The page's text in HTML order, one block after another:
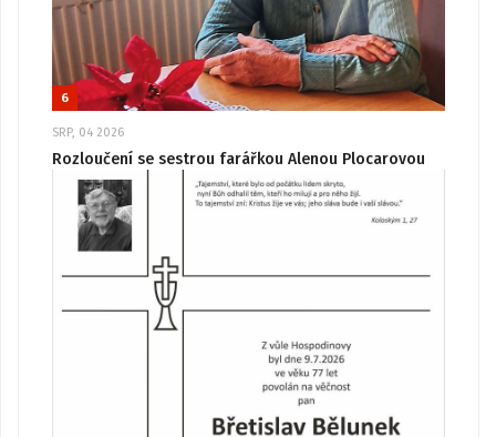
6
SRP, 04 2026
Rozloučení se sestrou farářkou Alenou Plocarovou